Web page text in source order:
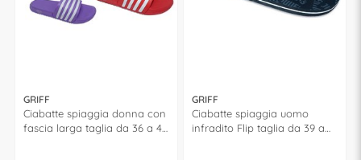
GRIFF
Ciabatte spiaggia donna con
fascia larga taglia da 36 a 41
GRIFF
Ciabatte spiaggia uomo
infradito Flip taglia da 39 a